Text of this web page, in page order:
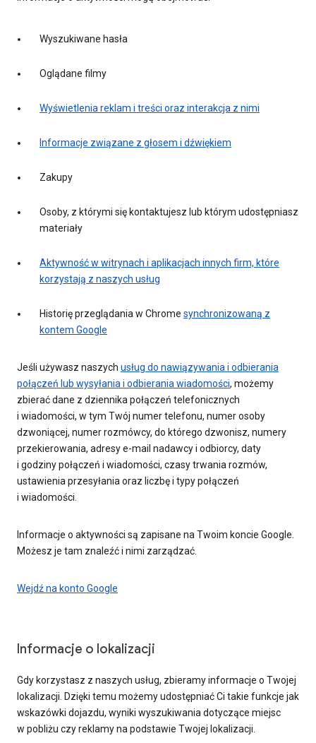
Wyszukiwane hasła
Oglądane filmy
Wyświetlenia reklam i treści oraz interakcja z nimi
Informacje związane z głosem i dźwiękiem
Zakupy
Osoby, z którymi się kontaktujesz lub którym udostępniasz
materiały
Aktywność w witrynach i aplikacjach innych firm, które
korzystają z naszych usług
Historię przeglądania w Chrome synchronizowaną z
kontem Google
Jeśli używasz naszych usług do nawiązywania i odbierania
połączeń lub wysyłania i odbierania wiadomości, możemy
zbierać dane z dziennika połączeń telefonicznych
i wiadomości, w tym Twój numer telefonu, numer osoby
dzwoniącej, numer rozmówcy, do którego dzwonisz, numery
przekierowania, adresy e-mail nadawcy i odbiorcy, daty
i godziny połączeń i wiadomości, czasy trwania rozmów,
ustawienia przesyłania oraz liczbę i typy połączeń
i wiadomości.
Informacje o aktywności są zapisane na Twoim koncie Google.
Możesz je tam znaleźć i nimi zarządzać.
Wejdź na konto Google
Informacje o lokalizacji
Gdy korzystasz z naszych usług, zbieramy informacje o Twojej
lokalizacji. Dzięki temu możemy udostępniać Ci takie funkcje jak
wskazówki dojazdu, wyniki wyszukiwania dotyczące miejsc
w pobliżu czy reklamy na podstawie Twojej lokalizacji.